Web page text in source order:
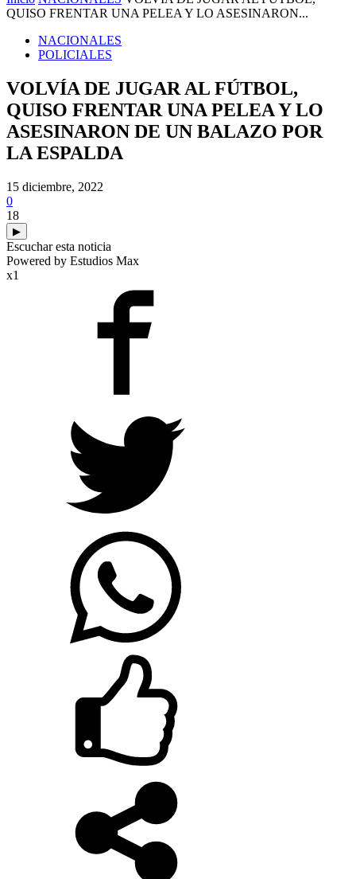
QUISO FRENTAR UNA PELEA Y LO ASESINARON...
NACIONALES
POLICIALES
VOLVÍA DE JUGAR AL FÚTBOL,
QUISO FRENTAR UNA PELEA Y LO
ASESINARON DE UN BALAZO POR
LA ESPALDA
15 diciembre, 2022
0
18
▶
Escuchar esta noticia
Powered by Estudios Max
x1